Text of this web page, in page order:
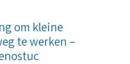
om kleine
te werken –